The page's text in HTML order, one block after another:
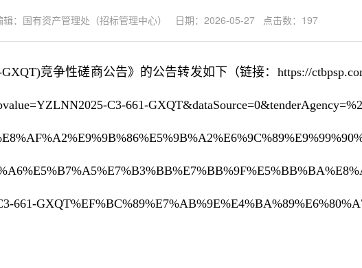
：国有资产管理处（招标管理中心） 日期：2026-05-27 点击数： 197
竞争性磋商公告》的公告转发如下（链接： https://
C3-661-
661-